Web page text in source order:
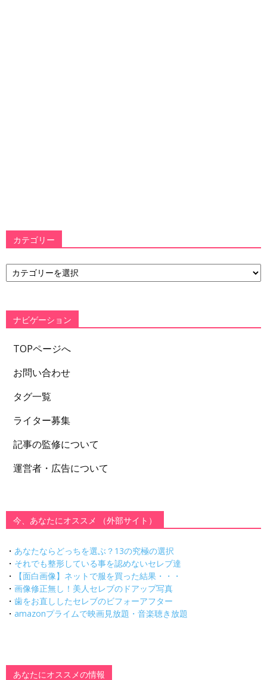
カテゴリー
カ
テ
ー
ナビゲーション
TOPページへ
お問い合わせ
タグ一覧
ライター募集
記事の監修について
運営者・広告について
今、あなたにオススメ （外部サイト）
・ あなたならどっちを選ぶ？13の究極の選択
・ それでも整形している事を認めないセレブ達
・
【面白画像】ネットで服を買った結果・・・
・ 画像修正無し！美人セレブのドアップ写真
・ 歯をお直ししたセレブのビフォーアフター
・ amazonプライムで映画見放題・音楽聴き放題
あなたにオススメの情報